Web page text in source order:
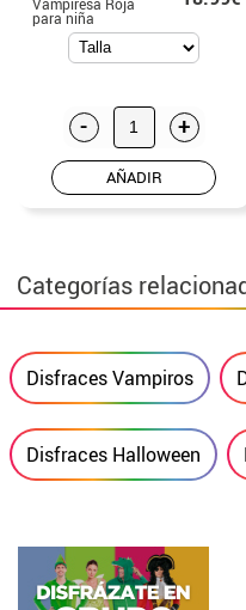
para niña
- +
AÑADIR
Categorías
Disfraces Vampiros
Disfraces Halloween